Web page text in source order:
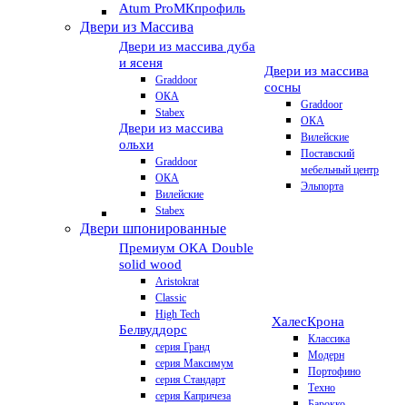
Atum ProМКпрофиль
Двери из Массива
Двери из массива дуба
и ясеня
Graddoor
ОКА
Stabex
Двери из массива
ольхи
Graddoor
ОКА
Вилейские
Stabex
Двери из массива
сосны
Graddoor
ОКА
Вилейские
Поставский
мебельный центр
Эльпорта
Двери шпонированные
Премиум ОКА Double
solid wood
Aristokrat
Classic
High Tech
Белвуддорс
серия Гранд
серия Максимум
серия Стандарт
серия Капричеза
ХалесКрона
Классика
Модерн
Портофино
Техно